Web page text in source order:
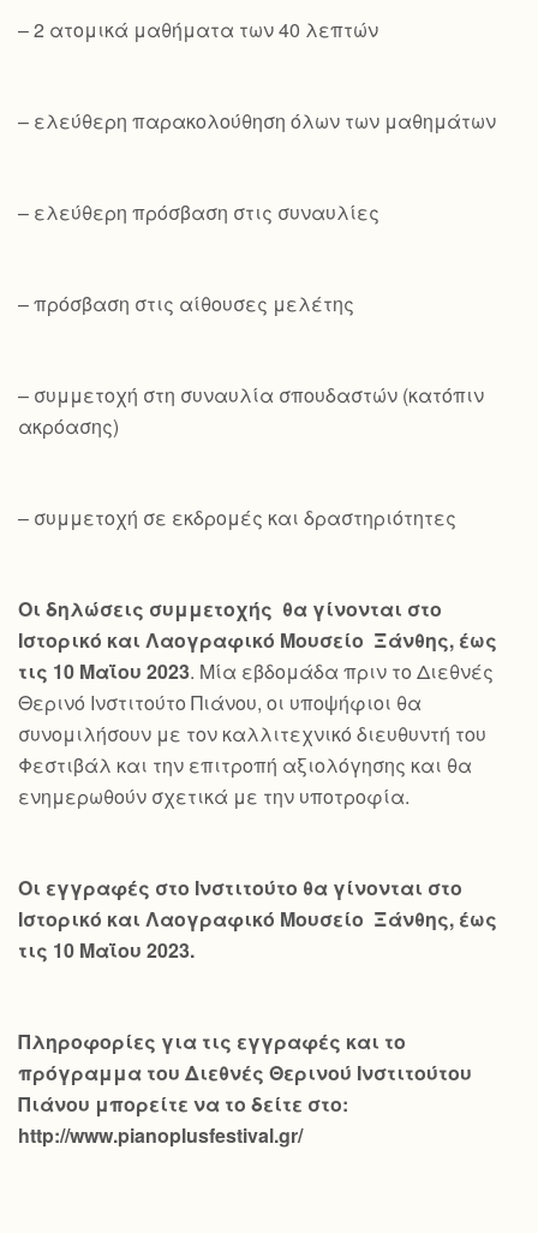
– 2 ατομικά μαθήματα των 40 λεπτών
– ελεύθερη παρακολούθηση όλων των μαθημάτων
– ελεύθερη πρόσβαση στις συναυλίες
– πρόσβαση στις αίθουσες μελέτης
– συμμετοχή στη συναυλία σπουδαστών (κατόπιν
ακρόασης)
– συμμετοχή σε εκδρομές και δραστηριότητες
Οι δηλώσεις συμμετοχής θα γίνονται στο
Ιστορικό και Λαογραφικό Μουσείο Ξάνθης, έως
τις 10 Μαΐου 2023. Μία εβδομάδα πριν το Διεθνές
Θερινό Ινστιτούτο Πιάνου, οι υποψήφιοι θα
συνομιλήσουν με τον καλλιτεχνικό διευθυντή του
Φεστιβάλ και την επιτροπή αξιολόγησης και θα
ενημερωθούν σχετικά με την υποτροφία.
Οι εγγραφές στο Ινστιτούτο θα γίνονται στο
Ιστορικό και Λαογραφικό Μουσείο Ξάνθης, έως
τις 10 Μαΐου 2023.
Πληροφορίες για τις εγγραφές και το
πρόγραμμα του Διεθνές Θερινού Ινστιτούτου
Πιάνου μπορείτε να το δείτε στο:
http://www.pianoplusfestival.gr/